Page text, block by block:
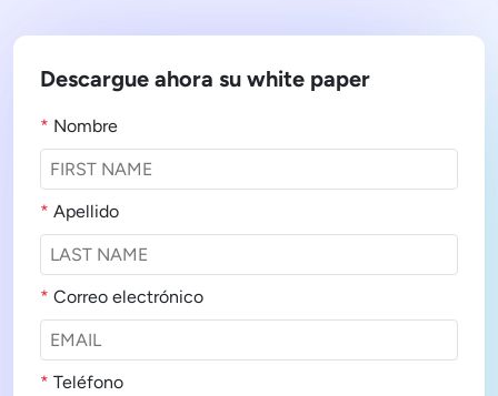
Descargue ahora su white paper
* Nombre
* Apellido
* Correo electrónico
* Teléfono